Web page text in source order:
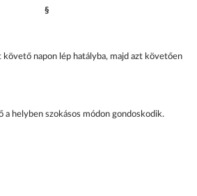
§
napon lép hatályba, majd azt követően
helyben szokásos módon gondoskodik.